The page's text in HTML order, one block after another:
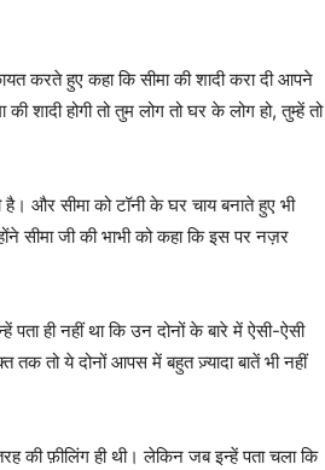
करते हुए कहा कि सीमा की शादी करा दी आपने
शादी होगी तो तुम लोग तो घर के लोग हो, तुम्हें तो
और सीमा को टॉनी के घर चाय बनाते हुए भी
सीमा जी की भाभी को कहा कि इस पर नज़र
ही नहीं था कि उन दोनों के बारे में ऐसी-ऐसी
तो ये दोनों आपस में बहुत ज़्यादा बातें भी नहीं
की फ़ीलिंग ही थी। लेकिन जब इन्हें पता चला कि